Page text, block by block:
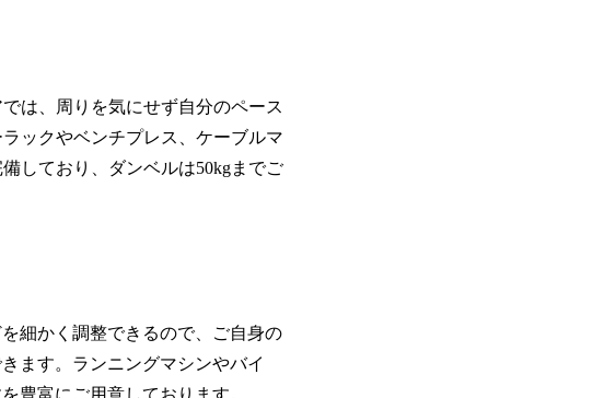
は、周りを気にせず自分のペース
ックやベンチプレス、ケーブルマ
しており、ダンベルは50kgまでご
細かく調整できるので、ご自身の
ます。ランニングマシンやバイ